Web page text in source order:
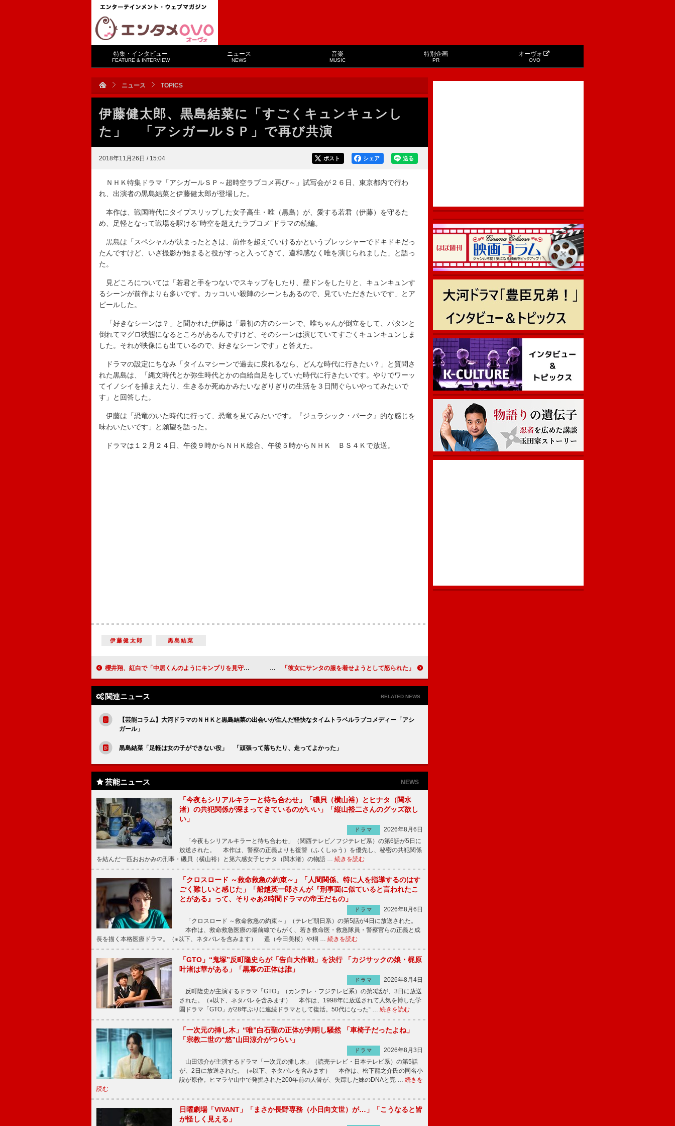
特集・インタビュー
FEATURE & INTERVIEW
ニュース
NEWS
音楽
MUSIC
特別企画
PR
オーヴォ
OVO
ニュース TOPICS
伊藤健太郎、黒島結菜に「すごくキュンキュンし
た」 「アシガールＳＰ」で再び共演
2018年11月26日 / 15:04 送る
シェア
ポスト
ＮＨＫ特集ドラマ「アシガールＳＰ～超時空ラブコメ再び～」試写会が２６日、東京都内で行わ
れ、出演者の黒島結菜と伊藤健太郎が登場した。
本作は、戦国時代にタイプスリップした女子高生・唯（黒島）が、愛する若君（伊藤）を守るた
め、足軽となって戦場を駆ける“時空を超えたラブコメ”ドラマの続編。
黒島は「スペシャルが決まったときは、前作を超えていけるかというプレッシャーでドキドキだっ
たんですけど、いざ撮影が始まると役がすっと入ってきて、違和感なく唯を演じられました」と語っ
た。
見どころについては「若君と手をつないでスキップをしたり、壁ドンをしたりと、キュンキュンす
るシーンが前作よりも多いです。カッコいい殺陣のシーンもあるので、見ていただきたいです」とア
ピールした。
「好きなシーンは？」と聞かれた伊藤は「最初の方のシーンで、唯ちゃんが倒立をして、パタンと
倒れてマグロ状態になるところがあるんですけど、そのシーンは演じていてすごくキュンキュンしま
した。それが映像にも出ているので、好きなシーンです」と答えた。
ドラマの設定にちなみ「タイムマシーンで過去に戻れるなら、どんな時代に行きたい？」と質問さ
れた黒島は、「縄文時代とか弥生時代とかの自給自足をしていた時代に行きたいです。やりでワーッ
てイノシイを捕まえたり、生きるか死ぬかみたいなぎりぎりの生活を３日間ぐらいやってみたいで
す」と回答した。
伊藤は「恐竜のいた時代に行って、恐竜を見てみたいです。『ジュラシック・パーク』的な感じを
味わいたいです」と願望を語った。
ドラマは１２月２４日、午後９時からＮＨＫ総合、午後５時からＮＨＫ ＢＳ４Ｋで放送。
伊藤健太郎 黒島結菜
櫻井翔、紅白で「中居くんのようにキンプリを見守りたい」 単独司会は「大先輩の相葉と二宮に教えを乞いたい」 大泉洋がクリスマスエピソードを披露 「彼女にサンタの服を着せようとして怒られた」
関連ニュース RELATED NEWS
【芸能コラム】大河ドラマのＮＨＫと黒島結菜の出会いが生んだ軽快なタイムトラベルラブコメディー「アシ
ガール」
黒島結菜「足軽は女の子ができない役」 「頑張って落ちたり、走ってよかった」
芸能ニュース NEWS
「今夜もシリアルキラーと待ち合わせ」「磯貝（横山裕）とヒナタ（関水
渚）の共犯関係が深まってきているのがいい」「縦山裕二さんのグッズ欲し
い」
ドラマ
2026年8月6日
「今夜もシリアルキラーと待ち合わせ」（関西テレビ／フジテレビ系）の第6話が5日に
放送された。 本作は、警察の正義よりも復讐（ふくしゅう）を優先し、秘密の共犯関係
を結んだ一匹おおかみの刑事・磯貝（横山裕）と第六感女子ヒナタ（関水渚）の物語 … 続きを読む
「クロスロード ～救命救急の約束～」「人間関係、特に人を指導するのはす
ごく難しいと感じた」「船越英一郎さんが『刑事面に似ていると言われたこ
とがある』って、そりゃあ2時間ドラマの帝王だもの」
ドラマ
2026年8月6日
「クロスロード ～救命救急の約束～」（テレビ朝日系）の第5話が4日に放送された。
本作は、救命救急医療の最前線でもがく、若き救命医・救急隊員・警察官らの正義と成
長を描く本格医療ドラマ。（※以下、ネタバレを含みます） 遥（今田美桜）や桐 … 続きを読む
「GTO」“鬼塚”反町隆史らが「告白大作戦」を決行 「カジサックの娘・梶原
叶渚は華がある」「黒幕の正体は誰」
ドラマ
2026年8月4日
反町隆史が主演するドラマ「GTO」（カンテレ・フジテレビ系）の第3話が、3日に放送
された。（※以下、ネタバレを含みます） 本作は、1998年に放送されて人気を博した学
園ドラマ「GTO」が28年ぶりに連続ドラマとして復活。50代になった“ … 続きを読む
「一次元の挿し木」“唯”白石聖の正体が判明し騒然 「車椅子だったよね」
「宗教二世の“悠”山田涼介がつらい」
ドラマ
2026年8月3日
山田涼介が主演するドラマ「一次元の挿し木」（読売テレビ・日本テレビ系）の第5話
が、2日に放送された。（※以下、ネタバレを含みます） 本作は、松下龍之介氏の同名小
説が原作。ヒマラヤ山中で発掘された200年前の人骨が、失踪した妹のDNAと完 … 続きを
読む
日曜劇場「VIVANT」「まさか長野専務（小日向文世）が…」「こうなると皆
が怪しく見える」